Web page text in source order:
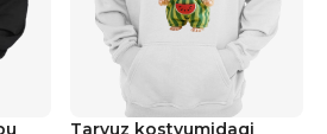
Tarvuz kostyumidagi